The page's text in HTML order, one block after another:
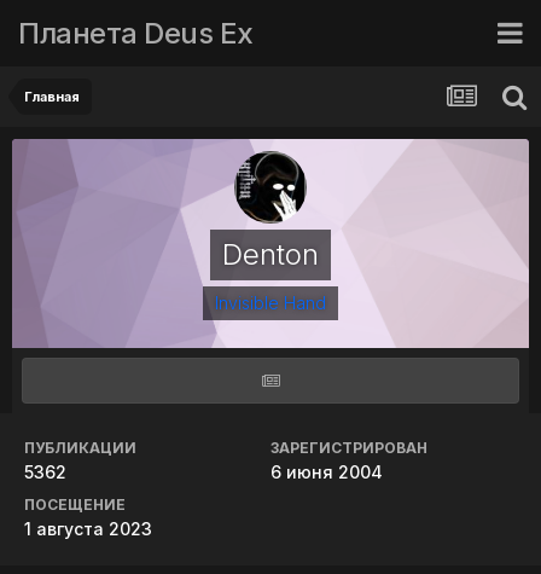
Планета Deus Ex
Главная
Denton
Invisible Hand
ПУБЛИКАЦИИ
5362
ЗАРЕГИСТРИРОВАН
6 июня 2004
ПОСЕЩЕНИЕ
1 августа 2023